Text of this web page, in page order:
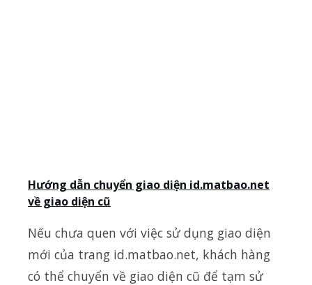
Hướng dẫn chuyển giao diện id.matbao.net
về giao diện cũ
Nếu chưa quen với việc sử dụng giao diện
mới của trang id.matbao.net, khách hàng
có thể chuyển về giao diện cũ để tạm sử